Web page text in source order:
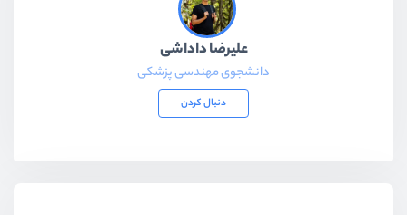
علیرضا داداشی
دانشجوی مهندسی پزشکی
دنبال کردن